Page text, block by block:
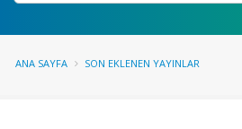
ANA SAYFA SON EKLENEN YAYINLAR